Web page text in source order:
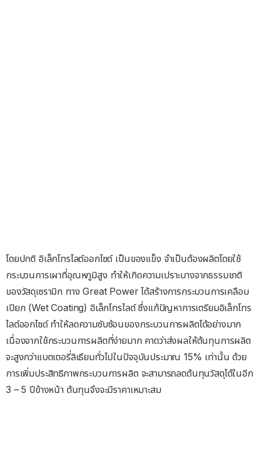
โดยปกติ อิเล็กโทรไลต์ออกไซด์ เป็นของแข็ง จำเป็นต้องผลิตโดยใช้
กระบวนการเผาที่อุณหภูมิสูง ทำให้เกิดความเปราะบางจากธรรมชาติ
ของวัสดุเซรามิก ทาง Great Power ได้สร้างการกระบวนการเคลือบ
เปียก (Wet Coating) อิเล็กโทรไลต์ ซึ่งแก้ปัญหาการเตรียมอิเล็กโทร
ไลต์ออกไซด์ ทำให้ลดความซับซ้อนของกระบวนการผลิตได้อย่างมาก
เนื่องจากใช้กระบวนการผลิตที่ง่ายมาก คาดว่าส่งผลให้ต้นทุนการผลิต
จะสูงกว่าแบตเตอรี่ลิเธียมทั่วไปในปัจจุบันประมาณ 15% เท่านั้น ด้วย
การเพิ่มประสิทธิภาพกระบวนการผลิต จะสามารถลดต้นทุนวัสดุได้ในอีก
3 – 5 ปีข้างหน้า ต้นทุนจึงจะมีราคาเหมาะสม